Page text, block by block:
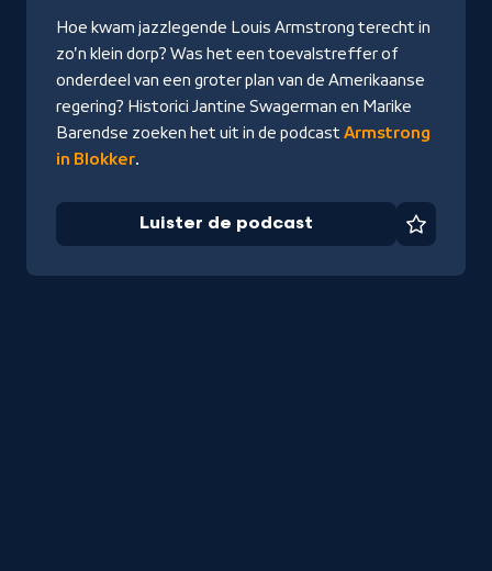
podcast
Hoe kwam jazzlegende Louis Armstrong terecht in
zo'n klein dorp? Was het een toevalstreffer of
onderdeel van een groter plan van de Amerikaanse
regering? Historici Jantine Swagerman en Marike
Barendse zoeken het uit in de podcast Armstrong
in Blokker.
Luister de podcast